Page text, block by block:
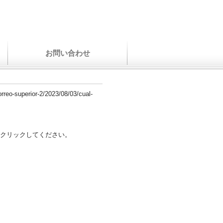
お問い合わせ
superior-2/2023/08/03/cual-
リックしてください。